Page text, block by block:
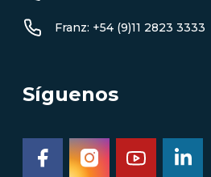
Franz: +54 (9)11 2823 3333
Síguenos